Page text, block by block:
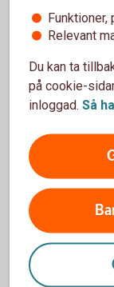
Följ
Följ
Aktiellt
lära dig
Relevant
Du kan ta
på cookie-
inloggad. Så